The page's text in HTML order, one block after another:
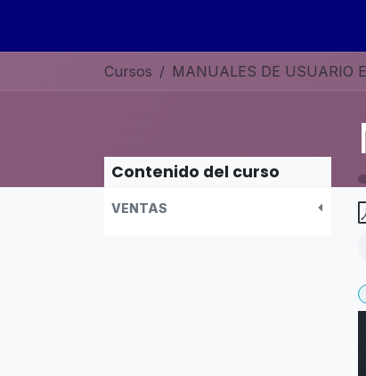
Cursos
Contenido del curso
VENTAS